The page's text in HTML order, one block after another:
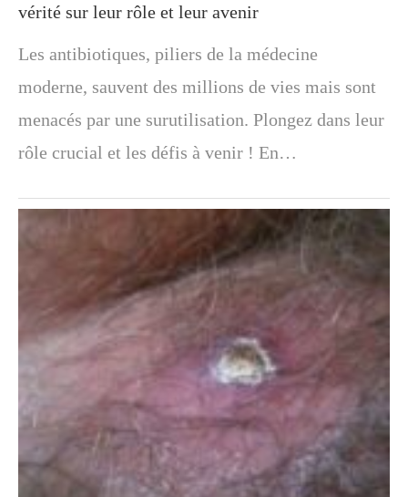
vérité sur leur rôle et leur avenir
Les antibiotiques, piliers de la médecine
moderne, sauvent des millions de vies mais sont
menacés par une surutilisation. Plongez dans leur
rôle crucial et les défis à venir ! En…